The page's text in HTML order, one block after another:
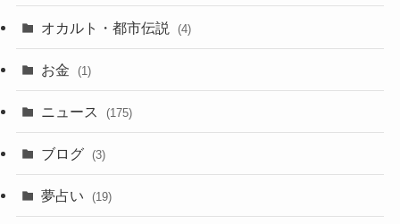
オカルト・都市伝説 (4)
お金 (1)
ニュース (175)
ブログ (3)
夢占い (19)